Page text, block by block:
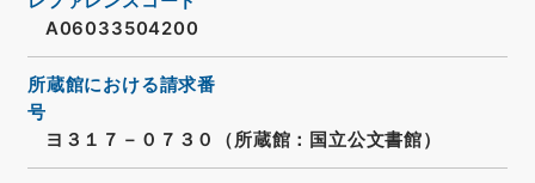
A06033504200
所蔵館における請求番
号
ヨ３１７－０７３０（所蔵館：国立公文書館）